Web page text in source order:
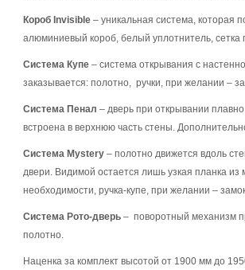
Короб Invisible – уникальная система, которая
алюминиевый короб, белый уплотнитель,
Система Купе– система открывания с
заказывается: полотно, ручки, при желании –
Система Пенал – дверь при открывании
встроена в верхнюю часть стены.
Система Mystery– полотно движется вдоль
двери. Видимой остается лишь узкая планка
необходимости, ручка-купе, при желании –
Система Рото-дверь – поворотный механизм
полотно.
Наценка за комплект высотой от 1900 мм до